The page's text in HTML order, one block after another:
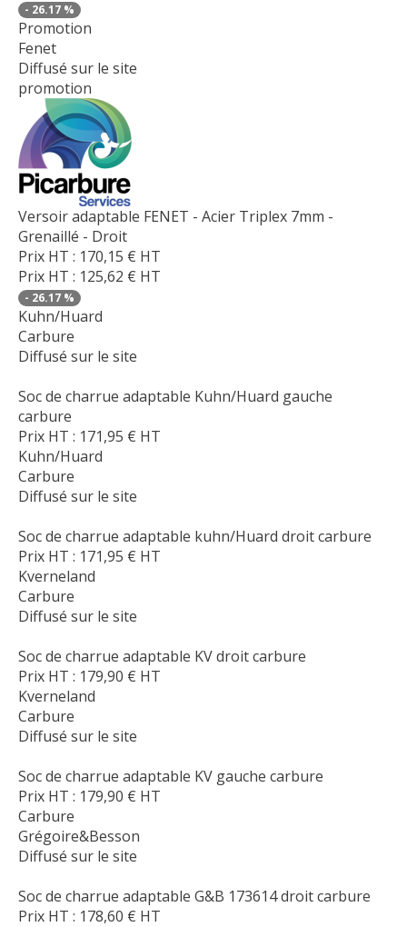
- 26.17 %
Promotion
Fenet
Diffusé sur le site
promotion
Versoir adaptable FENET - Acier Triplex 7mm -
Grenaillé - Droit
Prix HT : 170,15 € HT
Prix HT : 125,62 € HT
- 26.17 %
Kuhn/Huard
Carbure
Diffusé sur le site
Soc de charrue adaptable Kuhn/Huard gauche
carbure
Prix HT : 171,95 € HT
Kuhn/Huard
Carbure
Diffusé sur le site
Soc de charrue adaptable kuhn/Huard droit carbure
Prix HT : 171,95 € HT
Kverneland
Carbure
Diffusé sur le site
Soc de charrue adaptable KV droit carbure
Prix HT : 179,90 € HT
Kverneland
Carbure
Diffusé sur le site
Soc de charrue adaptable KV gauche carbure
Prix HT : 179,90 € HT
Carbure
Grégoire&Besson
Diffusé sur le site
Soc de charrue adaptable G&B 173614 droit carbure
Prix HT : 178,60 € HT